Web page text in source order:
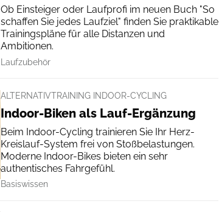
Ob Einsteiger oder Laufprofi im neuen Buch "So
schaffen Sie jedes Laufziel" finden Sie praktikable
Trainingspläne für alle Distanzen und
Ambitionen.
Laufzubehör
ALTERNATIVTRAINING INDOOR-CYCLING
Indoor-Biken als Lauf-Ergänzung
Beim Indoor-Cycling trainieren Sie Ihr Herz-
Kreislauf-System frei von Stoßbelastungen.
Moderne Indoor­-Bikes bieten ein sehr
authentisches Fahrgefühl.
Basiswissen